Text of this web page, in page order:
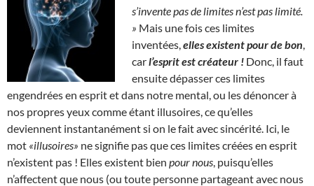
s’invente pas de limites n’est pas limité.
» Mais une fois ces limites
inventées, elles existent pour de bon
carl’esprit est créateur ! Donc, il faut
ensuite dépasser ces limites
engendrées en esprit et dans notre mental, ou les dénoncer à
nos propres yeux comme étant illusoires, ce qu’elles
deviennent instantanément si on le fait avec sincérité. Ici, le
mot «illusoires» ne signifie pas que ces limites créées en esprit
n’existent pas ! Elles existent bien pour nous , puisqu’elles
n’affectent que nous (ou toute personne partageant avec nous